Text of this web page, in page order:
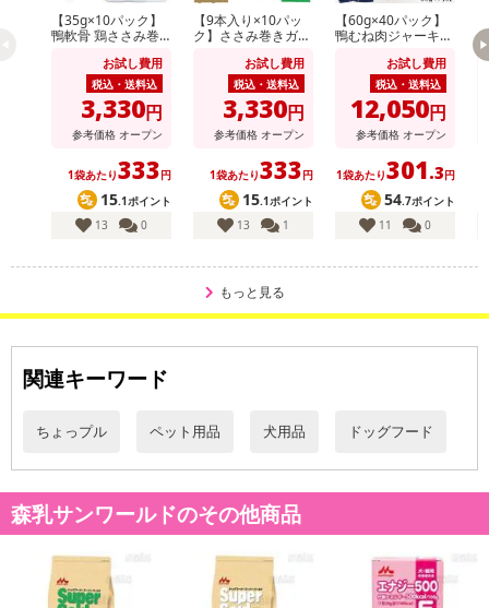
【35g×10パック】
鴨軟骨 鶏ささみ巻
お試し費用
税込・送料込
3,330円
参考価格 オープン
1袋あたり333円
15.1ポイント
13
0
【9本入り×10パッ
ク】ささみ巻きガム
お試し費用
税込・送料込
3,330円
参考価格 オープン
1袋あたり333円
15.1ポイント
13
1
【60g×40パック】
鴨むね肉ジャーキー
お試し費用
税込・送料込
12,050円
参考価格 オープン
1袋あたり301.3円
54.7ポイント
11
0
もっと見る
関連キーワード
ちょっプル ペット用品 犬用品 ドッグフード
森乳サンワールドのその他商品